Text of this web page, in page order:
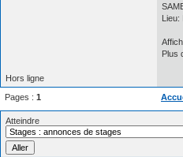
Lieu:
Plus
Hors ligne
Pages : 1
Atteindre